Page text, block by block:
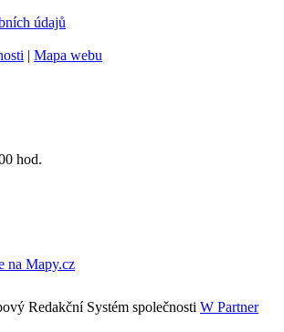
údajů
| Mapa webu
hod.
Redakční Systém společnosti W Partner